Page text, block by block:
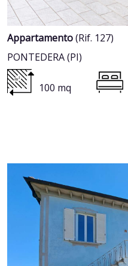
Appartamento(Rif. 127)
PONTEDERA (PI)
100 mq